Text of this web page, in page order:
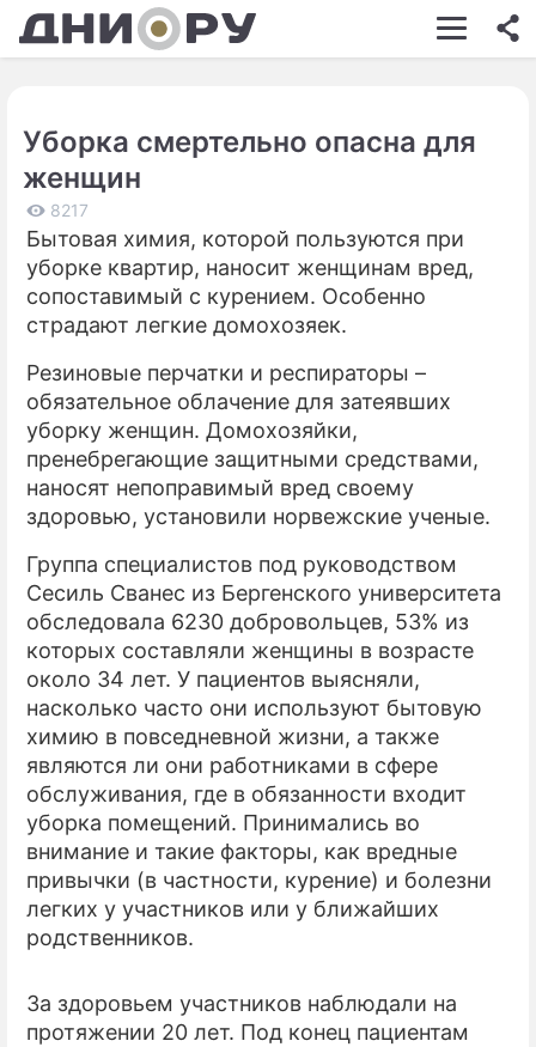
ШОУ-БИЗНЕС
КИНО
ЗДОРОВЬЕ
ЭКОНОМИКА
СОННИК
СТИЛЬ ЖИЗНИ
СЕРИАЛЫ
ПРЕСС-РЕЛИЗЫ
О ПРОЕКТЕ
Уборка смертельно опасна для
женщин
8217
Бытовая химия, которой пользуются при
уборке квартир, наносит женщинам вред,
сопоставимый с курением. Особенно
страдают легкие домохозяек.
Резиновые перчатки и респираторы –
обязательное облачение для затеявших
уборку женщин. Домохозяйки,
пренебрегающие защитными средствами,
наносят непоправимый вред своему
здоровью, установили норвежские ученые.
Группа специалистов под руководством
Сесиль Сванес из Бергенского университета
обследовала 6230 добровольцев, 53% из
которых составляли женщины в возрасте
около 34 лет. У пациентов выясняли,
насколько часто они используют бытовую
химию в повседневной жизни, а также
являются ли они работниками в сфере
обслуживания, где в обязанности входит
уборка помещений. Принимались во
внимание и такие факторы, как вредные
привычки (в частности, курение) и болезни
легких у участников или у ближайших
родственников.
За здоровьем участников наблюдали на
протяжении 20 лет. Под конец пациентам